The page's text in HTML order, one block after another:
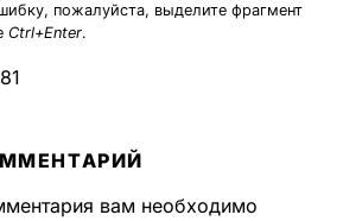
пожалуйста, выделите фрагмент
Ctrl+Enter.
вам необходимо